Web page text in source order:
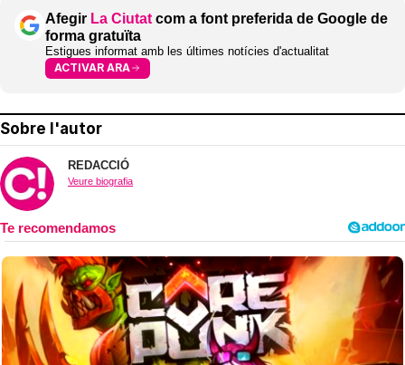
Afegir La Ciutat com a font preferida de Google de
forma gratuïta
Estigues informat amb les últimes notícies d'actualitat
ACTIVAR ARA
Sobre l'autor
REDACCIÓ
Veure biografia